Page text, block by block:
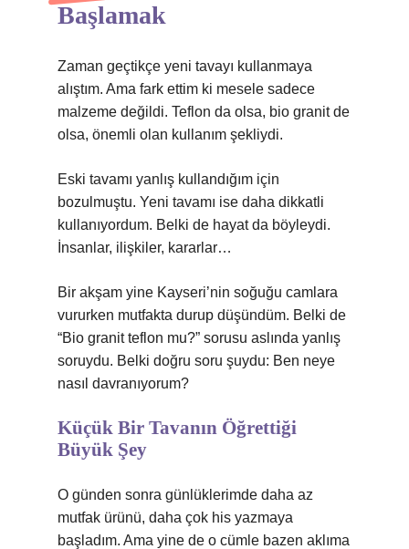
Başlamak
Zaman geçtikçe yeni tavayı kullanmaya
alıştım. Ama fark ettim ki mesele sadece
malzeme değildi. Teflon da olsa, bio granit de
olsa, önemli olan kullanım şekliydi.
Eski tavamı yanlış kullandığım için
bozulmuştu. Yeni tavamı ise daha dikkatli
kullanıyordum. Belki de hayat da böyleydi.
İnsanlar, ilişkiler, kararlar…
Bir akşam yine Kayseri’nin soğuğu camlara
vururken mutfakta durup düşündüm. Belki de
“Bio granit teflon mu?” sorusu aslında yanlış
soruydu. Belki doğru soru şuydu: Ben neye
nasıl davranıyorum?
Küçük Bir Tavanın Öğrettiği
Büyük Şey
O günden sonra günlüklerimde daha az
mutfak ürünü, daha çok his yazmaya
başladım. Ama yine de o cümle bazen aklıma